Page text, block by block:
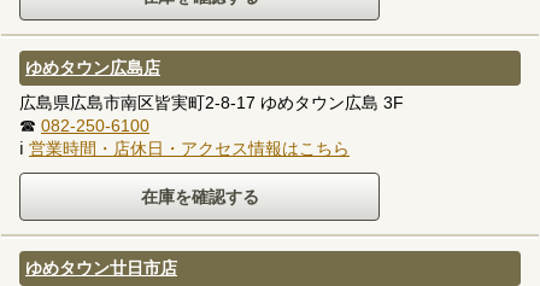
ゆめタウン広島店
広島県広島市南区皆実町2-8-17 ゆめタウン広島 3F
☎ 082-250-6100
ℹ 営業時間・店休日・アクセス情報はこちら
ゆめタウン廿日市店